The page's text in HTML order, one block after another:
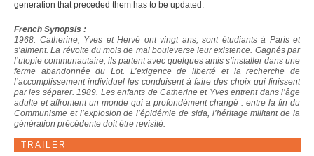
generation that preceded them has to be updated.
French Synopsis :
1968. Catherine, Yves et Hervé ont vingt ans, sont étudiants à Paris et
s’aiment. La révolte du mois de mai bouleverse leur existence. Gagnés par
l’utopie communautaire, ils partent avec quelques amis s’installer dans une
ferme abandonnée du Lot. L’exigence de liberté et la recherche de
l’accomplissement individuel les conduisent à faire des choix qui finissent
par les séparer. 1989. Les enfants de Catherine et Yves entrent dans l’âge
adulte et affrontent un monde qui a profondément changé : entre la fin du
Communisme et l’explosion de l’épidémie de sida, l’héritage militant de la
génération précédente doit être revisité.
TRAILER